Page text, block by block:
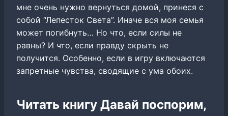
мне очень нужно вернуться домой, принеся с
собой “Лепесток Света”. Иначе вся моя семья
может погибнуть… Но что, если силы не
равны? И что, если правду скрыть не
получится. Особенно, если в игру включаются
запретные чувства, сводящие с ума обоих.
Читать книгу Давай поспорим,